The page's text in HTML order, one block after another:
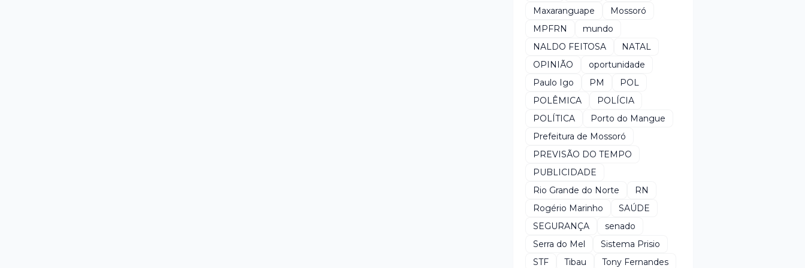
Maxaranguape
Mossoró
MPFRN
mundo
NALDO FEITOSA
NATAL
OPINIÃO
oportunidade
Paulo Igo
PM
POL
POLÊMICA
POLÍCIA
POLÍTICA
Porto do Mangue
Prefeitura de Mossoró
PREVISÃO DO TEMPO
PUBLICIDADE
Rio Grande do Norte
RN
Rogério Marinho
SAÚDE
SEGURANÇA
senado
Serra do Mel
Sistema Prisio
STF
Tibau Tony Fernandes